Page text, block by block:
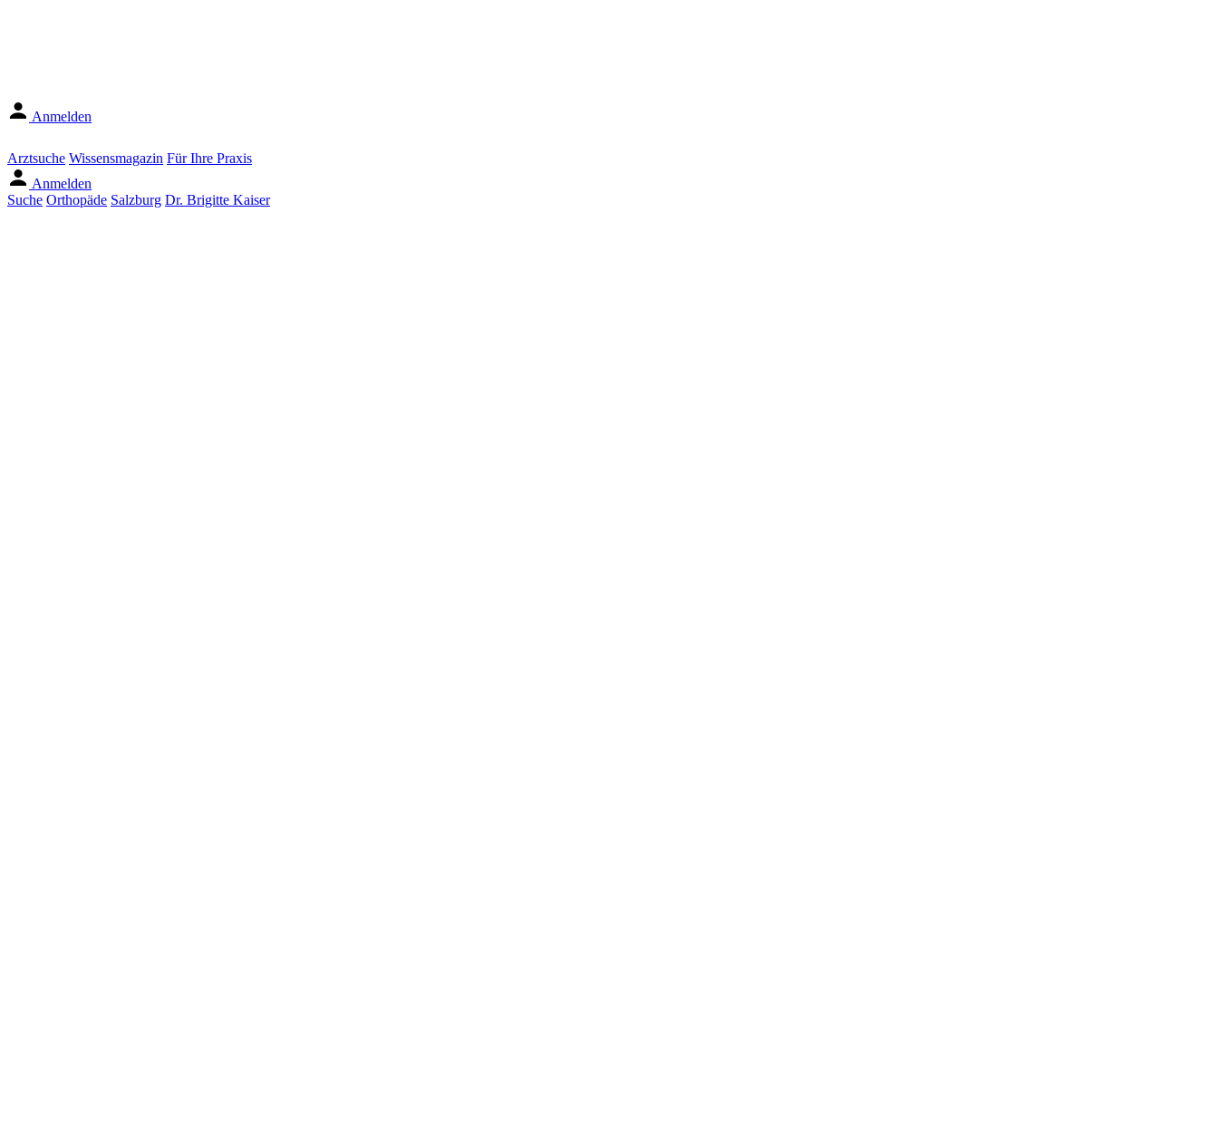
Anmelden
Arztsuche Wissensmagazin Für Ihre Praxis
Anmelden
Suche Orthopäde Salzburg Dr. Brigitte Kaiser